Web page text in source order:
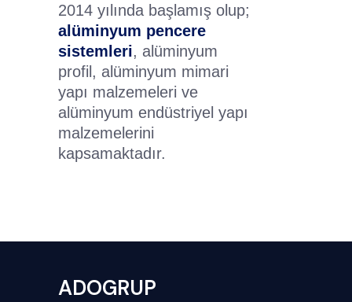
2014 yılında başlamış olup;
alüminyum pencere
sistemleri, alüminyum
profil, alüminyum mimari
yapı malzemeleri ve
alüminyum endüstriyel yapı
malzemelerini
kapsamaktadır.
ADOGRUP